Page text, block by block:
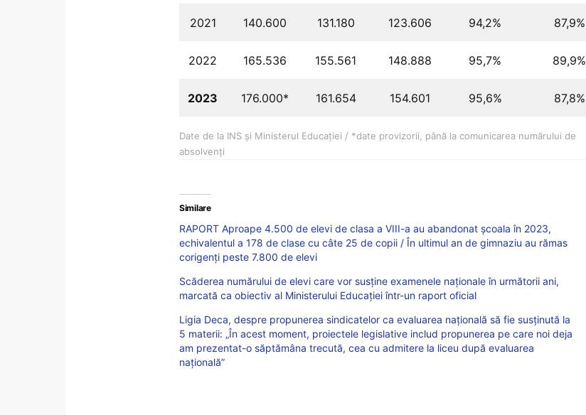
2021 140.600 131.180 123.606 94,2% 87,9%
2022 165.536 155.561 148.888 95,7% 89,9%
2023 176.000* 161.654 154.601 95,6% 87,8%
Date de la INS și Ministerul Educației / *date provizorii, până la comunicarea numărului de
absolvenți
Similare
RAPORT Aproape 4.500 de elevi de clasa a VIII-a au abandonat școala în 2023,
echivalentul a 178 de clase cu câte 25 de copii / În ultimul an de gimnaziu au rămas
corigenți peste 7.800 de elevi
Scăderea numărului de elevi care vor susține examenele naționale în următorii ani,
marcată ca obiectiv al Ministerului Educației într-un raport oficial
Ligia Deca, despre propunerea sindicatelor ca evaluarea națională să fie susținută la
5 materii: „În acest moment, proiectele legislative includ propunerea pe care noi deja
am prezentat-o săptămâna trecută, cea cu admitere la liceu după evaluarea
națională”